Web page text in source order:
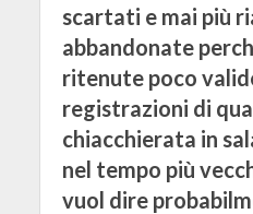
scartati e mai più
abbandonate
ritenute poco
registrazioni di
chiacchierata in
nel tempo più
vuol dire